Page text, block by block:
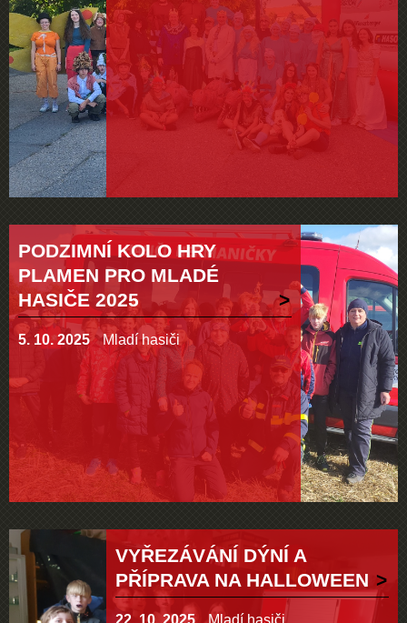
PODZIMNÍ KOLO HRY
PLAMEN PRO MLADÉ
HASIČE 2025
5. 10. 2025 Mladí hasiči
VYŘEZÁVÁNÍ DÝNÍ A
PŘÍPRAVA NA HALLOWEEN
22. 10. 2025 Mladí hasiči